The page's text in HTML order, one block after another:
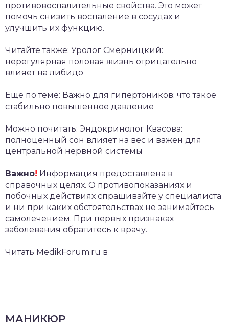
противовоспалительные свойства. Это может
помочь снизить воспаление в сосудах и
улучшить их функцию.
Читайте также: Уролог Смерницкий:
нерегулярная половая жизнь отрицательно
влияет на либидо
Еще по теме: Важно для гипертоников: что такое
стабильно повышенное давление
Можно почитать: Эндокринолог Квасова:
полноценный сон влияет на вес и важен для
центральной нервной системы
Важно! Информация предоставлена в
справочных целях. О противопоказаниях и
побочных действиях спрашивайте у специалиста
и ни при каких обстоятельствах не занимайтесь
самолечением. При первых признаках
заболевания обратитесь к врачу.
Читать MedikForum.ru в
МАНИКЮР